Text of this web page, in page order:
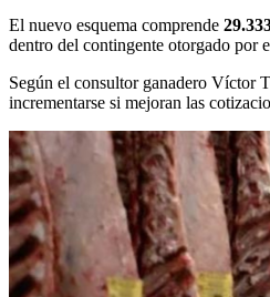
El nuevo esquema comprende
dentro del contingente otorgado por
Según el consultor ganadero Víctor
incrementarse si mejoran las